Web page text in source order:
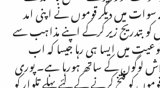
سوات میں دیگر قوموں نے اپنی امد
بتدریج زیر کرکے اپنے مذاہب سے
میں ایسا ہی رہا جیسا کہ اب
لوگوں کے ساتھ ہورہا ہے۔ پوری
کو فتخ کرنے کے لئے پہلے تلوار کو